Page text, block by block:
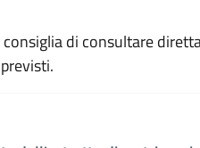
di consultare